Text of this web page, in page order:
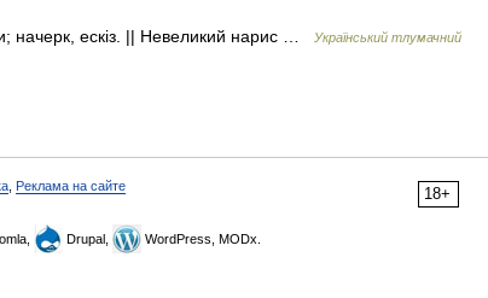
начерк, ескіз. || Невеликий нарис …
Український тлумачний
18+
Реклама на сайте
Drupal, WordPress, MODx.